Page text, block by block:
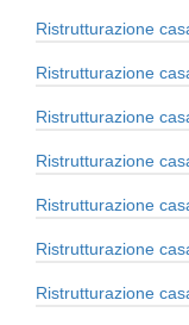
Ristrutturazione
Ristrutturazione
Ristrutturazione
Ristrutturazione
Ristrutturazione
Ristrutturazione
Ristrutturazione